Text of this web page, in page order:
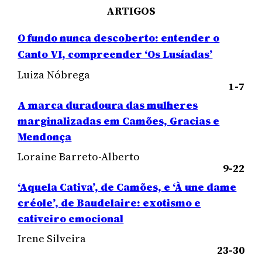
ARTIGOS
O fundo nunca descoberto: entender o
Canto VI, compreender ‘Os Lusíadas’
Luiza Nóbrega
1-7
A marca duradoura das mulheres
marginalizadas em Camões, Gracias e
Mendonça
Loraine Barreto-Alberto
9-22
‘Aquela Cativa’, de Camões, e ‘À une dame
créole’, de Baudelaire: exotismo e
cativeiro emocional
Irene Silveira
23-30